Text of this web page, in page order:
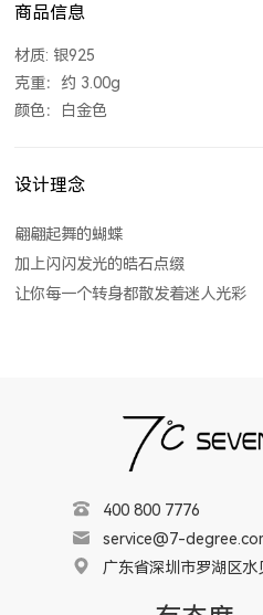
商品信息
材质: 银925
克重：约 3.00g
颜色：白金色
设计理念
翩翩起舞的蝴蝶
加上闪闪发光的皓石点缀
让你每一个转身都散发着迷人光彩
400 800 7776
service@7-
广东省深圳市罗湖区